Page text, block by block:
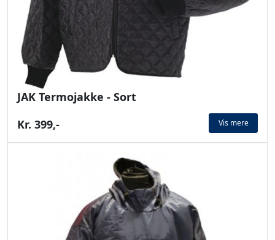
JAK Termojakke - Sort
Kr. 399,-
Vis mere